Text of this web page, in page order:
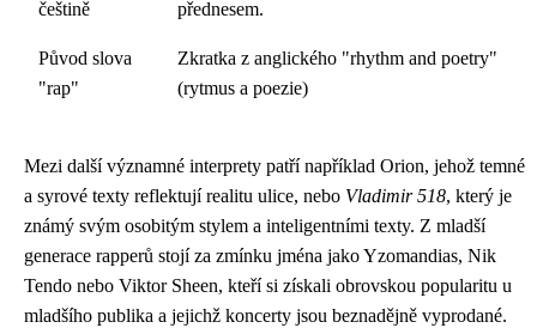
češtině
přednesem.
Původ slova
"rap"
Zkratka z anglického "rhythm and poetry"
(rytmus a poezie)
Mezi další významné interprety patří například Orion, jehož temné
a syrové texty reflektují realitu ulice, nebo Vladimir 518, který je
známý svým osobitým stylem a inteligentními texty. Z mladší
generace rapperů stojí za zmínku jména jako Yzomandias, Nik
Tendo nebo Viktor Sheen, kteří si získali obrovskou popularitu u
mladšího publika a jejichž koncerty jsou beznadějně vyprodané.